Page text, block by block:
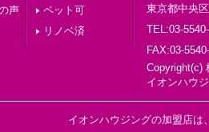
声
ペット可
リノベ済
東京都中央
TEL:03-
FAX:03-
Copyright(c)
イオンハウ
イオンハウジングの加盟店は